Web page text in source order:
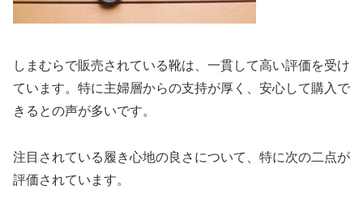
しまむらで販売されている靴は、一貫して高い評価を受け
ています。特に主婦層からの支持が厚く、安心して購入で
きるとの声が多いです。
注目されている履き心地の良さについて、特に次の二点が
評価されています。